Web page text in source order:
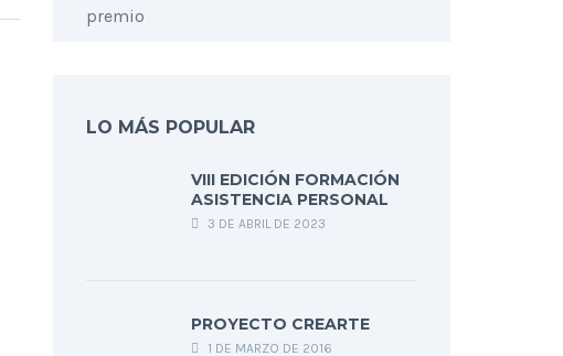
LO MÁS POPULAR
VIII EDICIÓN FORMACIÓN
ASISTENCIA PERSONAL
3 DE ABRIL DE 2023
PROYECTO CREARTE
1 DE MARZO DE 2016